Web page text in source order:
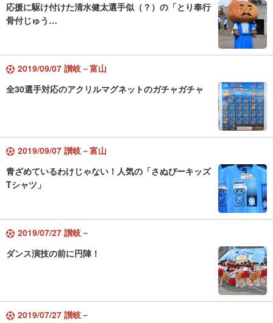
応援に駆け付けた清水健太選手似（？）の「とり奉行
骨付じゅう…
2019/09/07 讃岐－富山
全30選手対応のアクリルマグネットのガチャガチャ
2019/09/07 讃岐－富山
青ざめているわけじゃない！人気の「さぬぴーキッズ
Tシャツ」
2019/07/27 讃岐－
ダンス演技の前に円陣！
2019/07/27 讃岐－